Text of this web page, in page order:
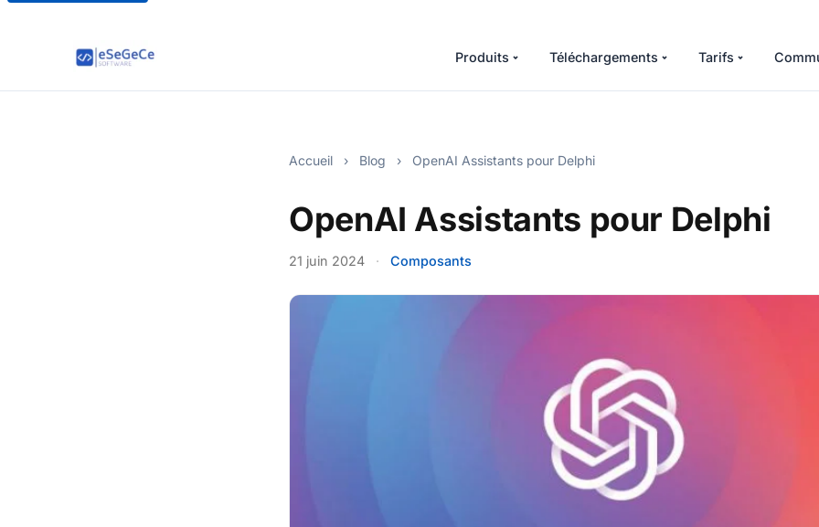
Produits Téléchargements Tarifs
Accueil › Blog › OpenAI Assistants pour Delphi
OpenAI Assistants pour Delphi
21 juin 2024 · Composants